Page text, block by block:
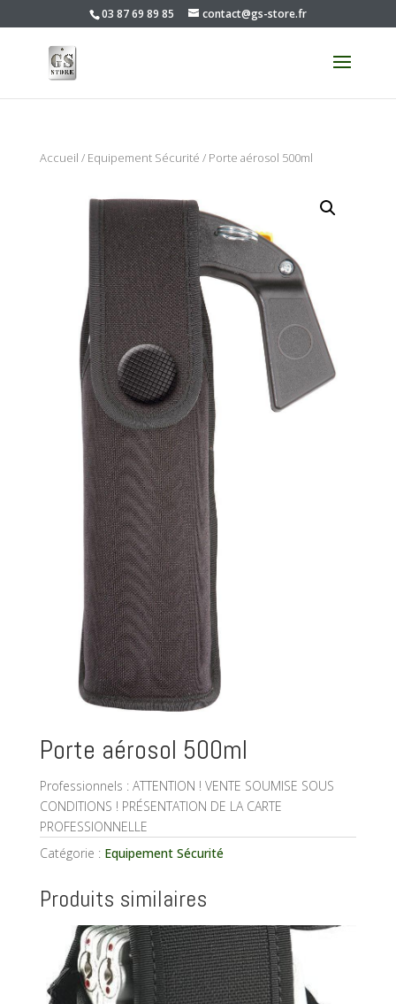
03 87 69 89 85 contact@gs-store.fr
Accueil / Equipement Sécurité / Porte aérosol 500ml
Porte aérosol 500ml
Professionnels : ATTENTION ! VENTE SOUMISE SOUS
CONDITIONS ! PRÉSENTATION DE LA CARTE
PROFESSIONNELLE
Catégorie : Equipement Sécurité
Produits similaires